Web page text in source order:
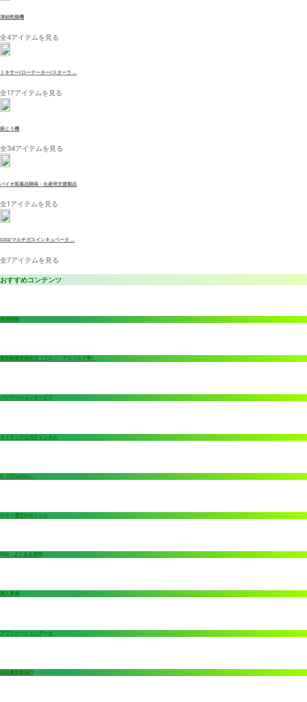
凍結乾燥機
全4アイテムを見る
ミキサー/ローテーター/スターラ ...
全17アイテムを見る
振とう機
全34アイテムを見る
バイオ医薬品開発・生産用支援製品
全1アイテムを見る
CO2/マルチガスインキュベータ ...
全7アイテムを見る
おすすめコンテンツ
採用情報
規制物質使用状況（フロン・アスベスト等）
バリデーションサービス
タイテック公式チャンネル
X（旧Twitter）
チラー選定のポイント
FAQ：よくある質問
導入事例
アプリケーションデータ
保証書新規発行